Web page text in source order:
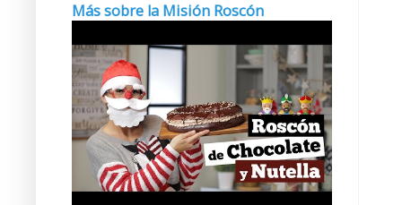
Más sobre la Misión Roscón